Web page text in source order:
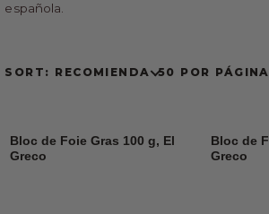
española.
SORT: RECOMIENDA 50 POR PÁGINA
Bloc de Foie Gras 100 g, El
Greco
Bloc de
Greco